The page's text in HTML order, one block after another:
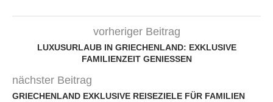
vorheriger Beitrag
LUXUSURLAUB IN GRIECHENLAND: EXKLUSIVE
FAMILIENZEIT GENIESSEN
nächster Beitrag
GRIECHENLAND EXKLUSIVE REISEZIELE FÜR FAMILIEN